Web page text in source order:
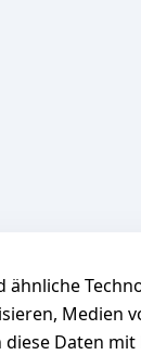
ähnliche
diese Daten